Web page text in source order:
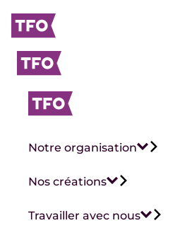
Notre organisation
Nos créations
Travailler avec nous